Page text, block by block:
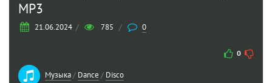
MP3
21.06.2024 / 785 / 0
0
Музыка/ Dance / Disco